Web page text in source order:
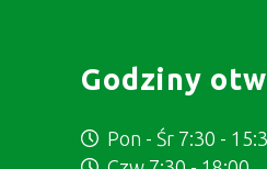
Godziny
Pon - Śr 7:30 -